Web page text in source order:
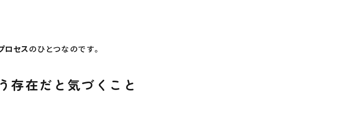
ロセスのひとつなのです。
存在だと気づくこと